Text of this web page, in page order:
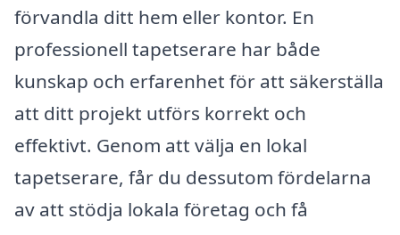
förvandla ditt hem eller kontor. En
professionell tapetserare har både
kunskap och erfarenhet för att säkerställa
att ditt projekt utförs korrekt och
effektivt. Genom att välja en lokal
tapetserare, får du dessutom fördelarna
av att stödja lokala företag och få